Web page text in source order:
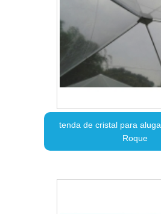
tenda de cristal para
Roque